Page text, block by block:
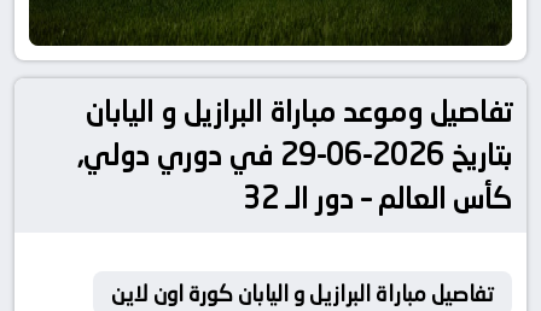
تفاصيل وموعد مباراة البرازيل و اليابان
بتاريخ 2026-06-29 في دوري دولي,
كأس العالم – دور الـ 32
تفاصيل مباراة البرازيل و اليابان كورة اون لاين